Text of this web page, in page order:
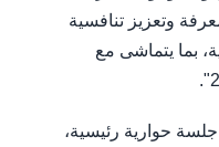
وتعزيز تنافسية
بما يتماشى مع
حوارية رئيسية،